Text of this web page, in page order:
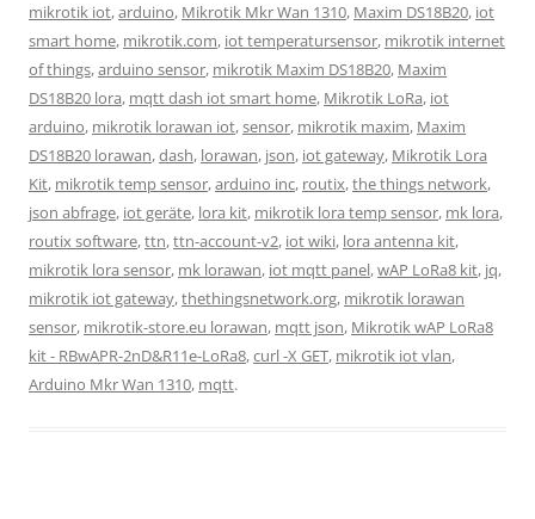
mikrotik iot,arduino, Mikrotik Mkr Wan 1310, Maxim DS18B20, iot
smart home, mikrotik.com, iot temperatursensor, mikrotik internet
of things,arduino sensor, mikrotik Maxim DS18B20, Maxim
DS18B20 lora, mqtt dash iot smart home, Mikrotik LoRa, iot
arduino, mikrotik lorawan iot,sensor, mikrotik maxim, Maxim
DS18B20 lorawan,dash, lorawan, json, iot gateway, Mikrotik Lora
Kit, mikrotik temp sensor,arduino inc, routix,the things network,
json abfrage, iot geräte, lora kit, mikrotik lora temp sensor, mk lora,
routix software,ttn,ttn-account-v2, iot wiki, lora antenna kit,
mikrotik lora sensor, mk lorawan, iot mqtt panel,wAP LoRa8 kit, jq,
mikrotik iot gateway,thethingsnetwork.org, mikrotik lorawan
sensor, mikrotik-store.eu lorawan, mqtt json, Mikrotik wAP LoRa8
kit - RBwAPR-2nD&R11e-LoRa8,curl -X GET, mikrotik iot vlan,
Arduino Mkr Wan 1310, mqtt.